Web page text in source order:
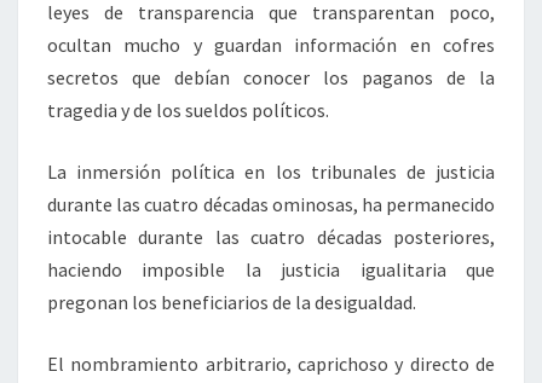
leyes de transparencia que transparentan poco,
ocultan mucho y guardan información en cofres
secretos que debían conocer los paganos de la
tragedia y de los sueldos políticos.
La inmersión política en los tribunales de justicia
durante las cuatro décadas ominosas, ha permanecido
intocable durante las cuatro décadas posteriores,
haciendo imposible la justicia igualitaria que
pregonan los beneficiarios de la desigualdad.
El nombramiento arbitrario, caprichoso y directo de